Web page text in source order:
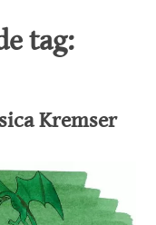
tag:
Kremser